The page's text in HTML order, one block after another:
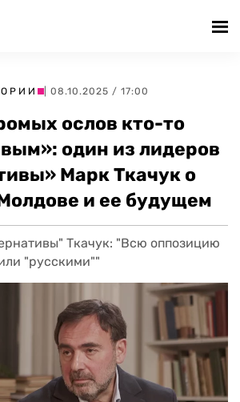
| 08.10.2025 / 17:00
ослов кто-то
один из лидеров
Марк Ткачук о
и ее будущем
Ткачук: "Всю оппозицию
"русскими""